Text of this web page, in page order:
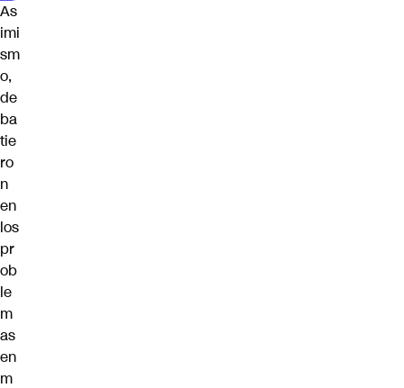
As
imi
sm
o,
de
ba
tie
ro
n
en
los
pr
ob
le
m
as
en
m